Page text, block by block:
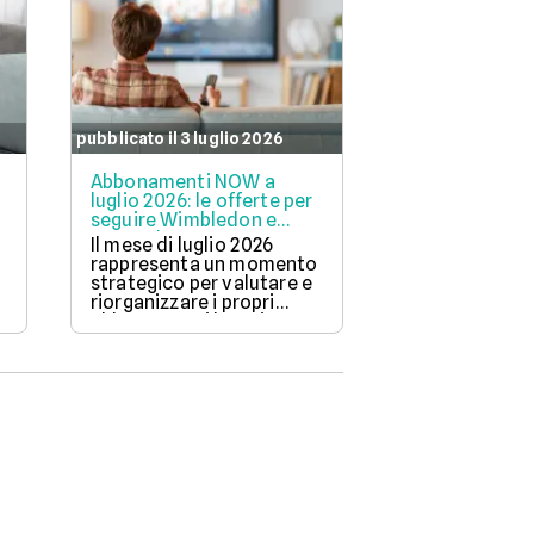
pubblicato il 3 luglio 2026
Abbonamenti NOW a
luglio 2026: le offerte per
seguire Wimbledon e
tanto altro
Il mese di luglio 2026
rappresenta un momento
strategico per valutare e
riorganizzare i propri
abbonamenti legati
all'intrattenimento